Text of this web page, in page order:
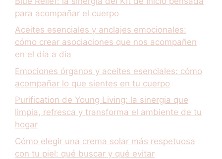
para acompañar el cuerpo
Aceites esenciales y anclajes emocionales:
cómo crear asociaciones que nos acompañen
en el día a día
Emociones órganos y aceites esenciales: cómo
acompañar lo que sientes en tu cuerpo
Purification de Young Living: la sinergia que
limpia, refresca y transforma el ambiente de tu
hogar
Cómo elegir una crema solar más respetuosa
con tu piel: qué buscar y qué evitar